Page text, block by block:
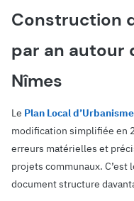
Construction
par an autour
Nîmes
Le Plan Local
modification simplifiée en
erreurs matérielles et
projets communaux. C’est
document structure